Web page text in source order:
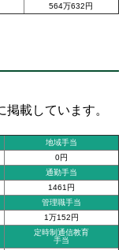
564万632円
載しています。
地域手当
0円
通勤手当
1461円
管理職手当
1万152円
定時制通信教育
手当